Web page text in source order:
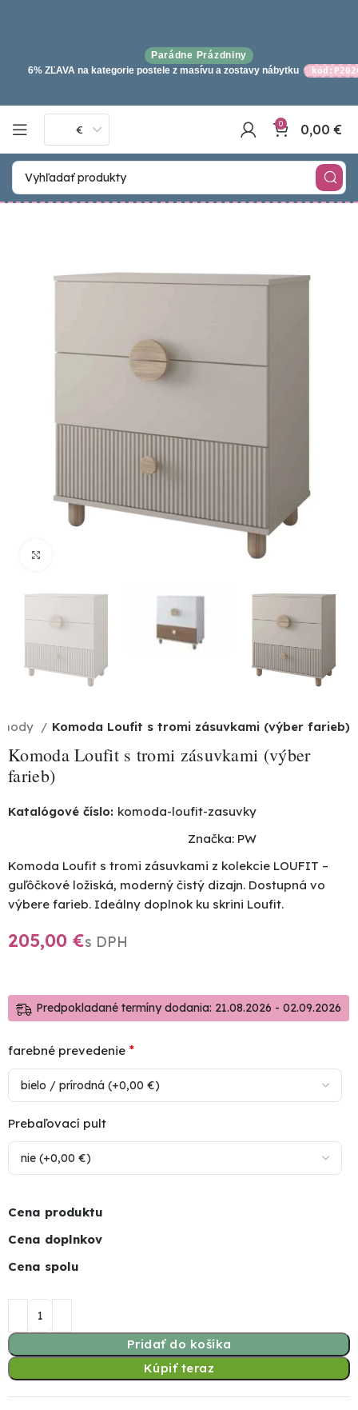
Parádne Prázdniny
6% ZĽAVA na kategorie postele z masívu a zostavy nábytku
€ 0 0,00€
Komoda Loufit s tromi zásuvkami (výber farieb)
Komoda Loufit s tromi zásuvkami (výber
farieb)
Katalógové číslo: komoda-loufit-zasuvky
Značka: PW
Komoda Loufit s tromi zásuvkami z kolekcie LOUFIT –
guľôčkové ložiská, moderný čistý dizajn. Dostupná vo
výbere farieb. Ideálny doplnok ku skrini Loufit.
€
Predpokladané termíny dodania: 21.08.2026 - 02.09.2026
farebné prevedenie *
Prebaľovací pult
Cena produktu
Cena doplnkov
Cena spolu
Pridať do košíka
Kúpiť teraz